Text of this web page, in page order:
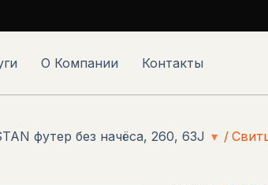
О Компании Контакты
футер без начёса, 260, 63J ▾ /